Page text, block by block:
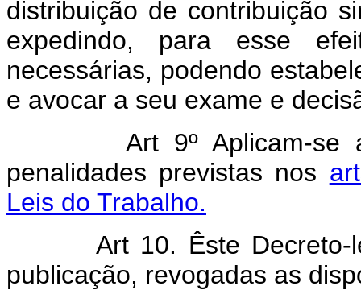
distribuição de contribuição
expedindo, para esse
necessárias, podendo
e avocar a seu exame e
Art 9º Aplicam-se aos
penalidades previstas nos
Leis do Trabalho.
Art 10. Êste Decreto-lei
publicação, revogadas as